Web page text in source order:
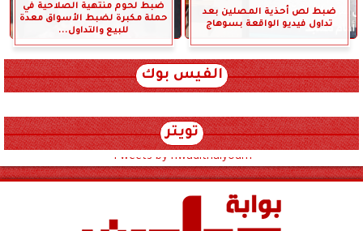
ضبط لص أحذية المصلين بعد
تداول فيديو الواقعة بسوهاج
ضبط لحوم منتهية الصلاحية في
حملة مكبرة لضبط الأسواق معدة
للبيع والتداول...
الفيس بوك
تويتر
Tweets by hwadithalyoum